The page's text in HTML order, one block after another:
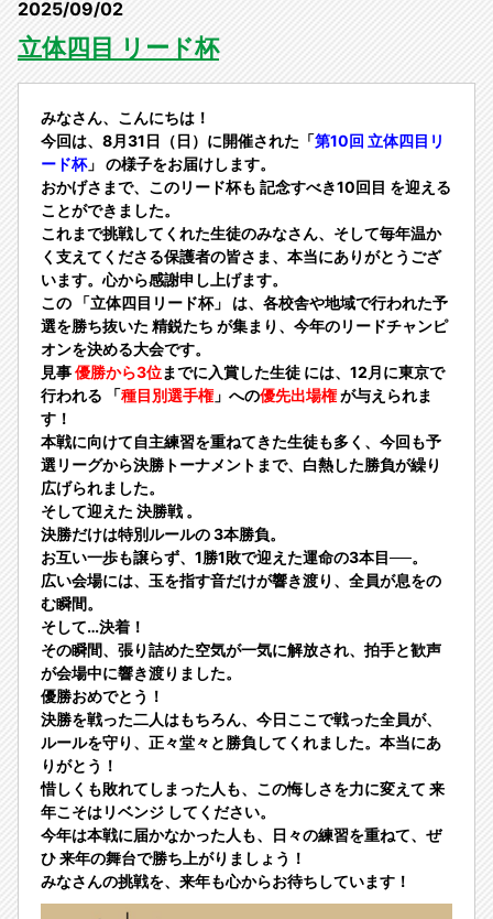
2025/09/02
立体四目 リード杯
みなさん、こんにちは！
今回は、 8月31日（日）に開催された「第10回 立体四目リ
ード杯」 の様子をお届けします。
おかげさまで、このリード杯も 記念すべき10回目 を迎える
ことができました。
これまで挑戦してくれた生徒のみなさん、そして毎年温か
く支えてくださる保護者の皆さま、本当にありがとうござ
います。心から感謝申し上げます。
この
「立体四目リード杯」
は、各校舎や地域で行われた予
選を勝ち抜いた 精鋭たち が集まり、今年のリードチャンピ
オンを決める大会です。
見事優勝から3位までに入賞した生徒 には、12月に東京で
行われる
「種目別選手権」への優先出場権が与えられま
す！
本戦に向けて自主練習を重ねてきた生徒も多く、今回も予
選リーグから決勝トーナメントまで、白熱した勝負が繰り
広げられました。
そして迎えた 決勝戦 。
決勝だけは特別ルールの3本勝負。
お互い一歩も譲らず、1勝1敗で迎えた運命の3本目──。
広い会場には、玉を指す音だけが響き渡り、全員が息をの
む瞬間。
そして…決着！
その瞬間、張り詰めた空気が一気に解放され、拍手と歓声
が会場中に響き渡りました。
優勝おめでとう！
決勝を戦った二人はもちろん、今日ここで戦った全員が、
ルールを守り、正々堂々と勝負してくれました。本当にあ
りがとう！
惜しくも敗れてしまった人も、この悔しさを力に変えて 来
年こそはリベンジ してください。
今年は本戦に届かなかった人も、日々の練習を重ねて、ぜ
ひ来年の舞台で勝ち上がりましょう ！
みなさんの挑戦を、来年も心からお待ちしています！